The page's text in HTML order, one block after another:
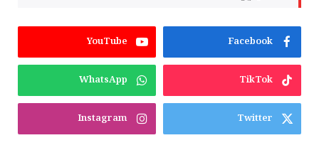
Facebook
YouTube
TikTok
WhatsApp
Twitter
Instagram